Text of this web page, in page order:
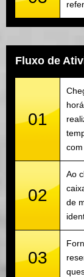
Fluxo de
01
com
02
Ao
de
03